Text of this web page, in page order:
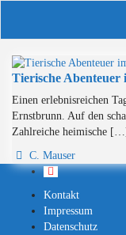
content
Tierische
Einen erlebnisreichen
Ernstbrunn. Auf den
Zahlreiche heimische
C. Mauser
Kontakt
Impressum
Datenschutz